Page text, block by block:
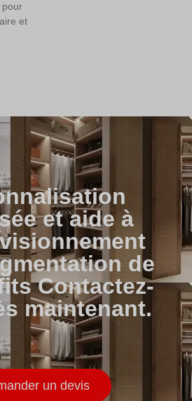
pour
et
et aide à
de
Contactez-
maintenant.
un devis